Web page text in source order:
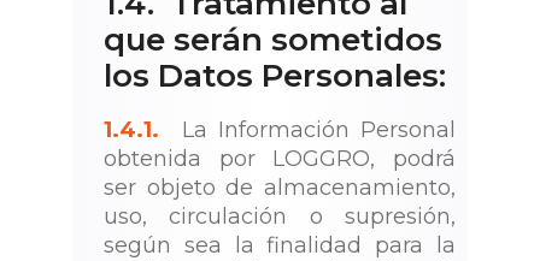
que serán sometidos
los Datos Personales:
1.4.1. La Información Personal
obtenida por LOGGRO, podrá
ser objeto de almacenamiento,
uso, circulación o supresión,
según sea la finalidad para la